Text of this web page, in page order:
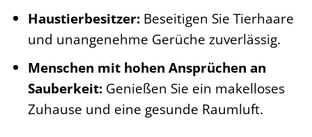
Haustierbesitzer:Beseitigen Sie Tierhaare
und unangenehme Gerüche zuverlässig.
Menschen mit hohen Ansprüchen an
Sauberkeit:Genießen Sie ein makelloses
Zuhause und eine gesunde Raumluft.